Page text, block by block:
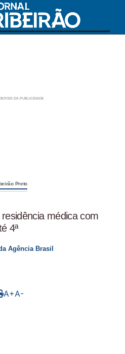
Preto
médica com
4ª
Agência Brasil
A+A-